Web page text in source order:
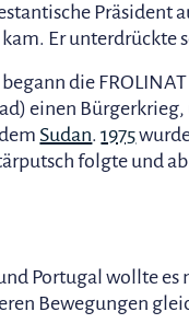
Präsident
Er unterdrückte
begann die
einen
Sudan.1975
folgte und ab
Portugal wollte es
Bewegungen